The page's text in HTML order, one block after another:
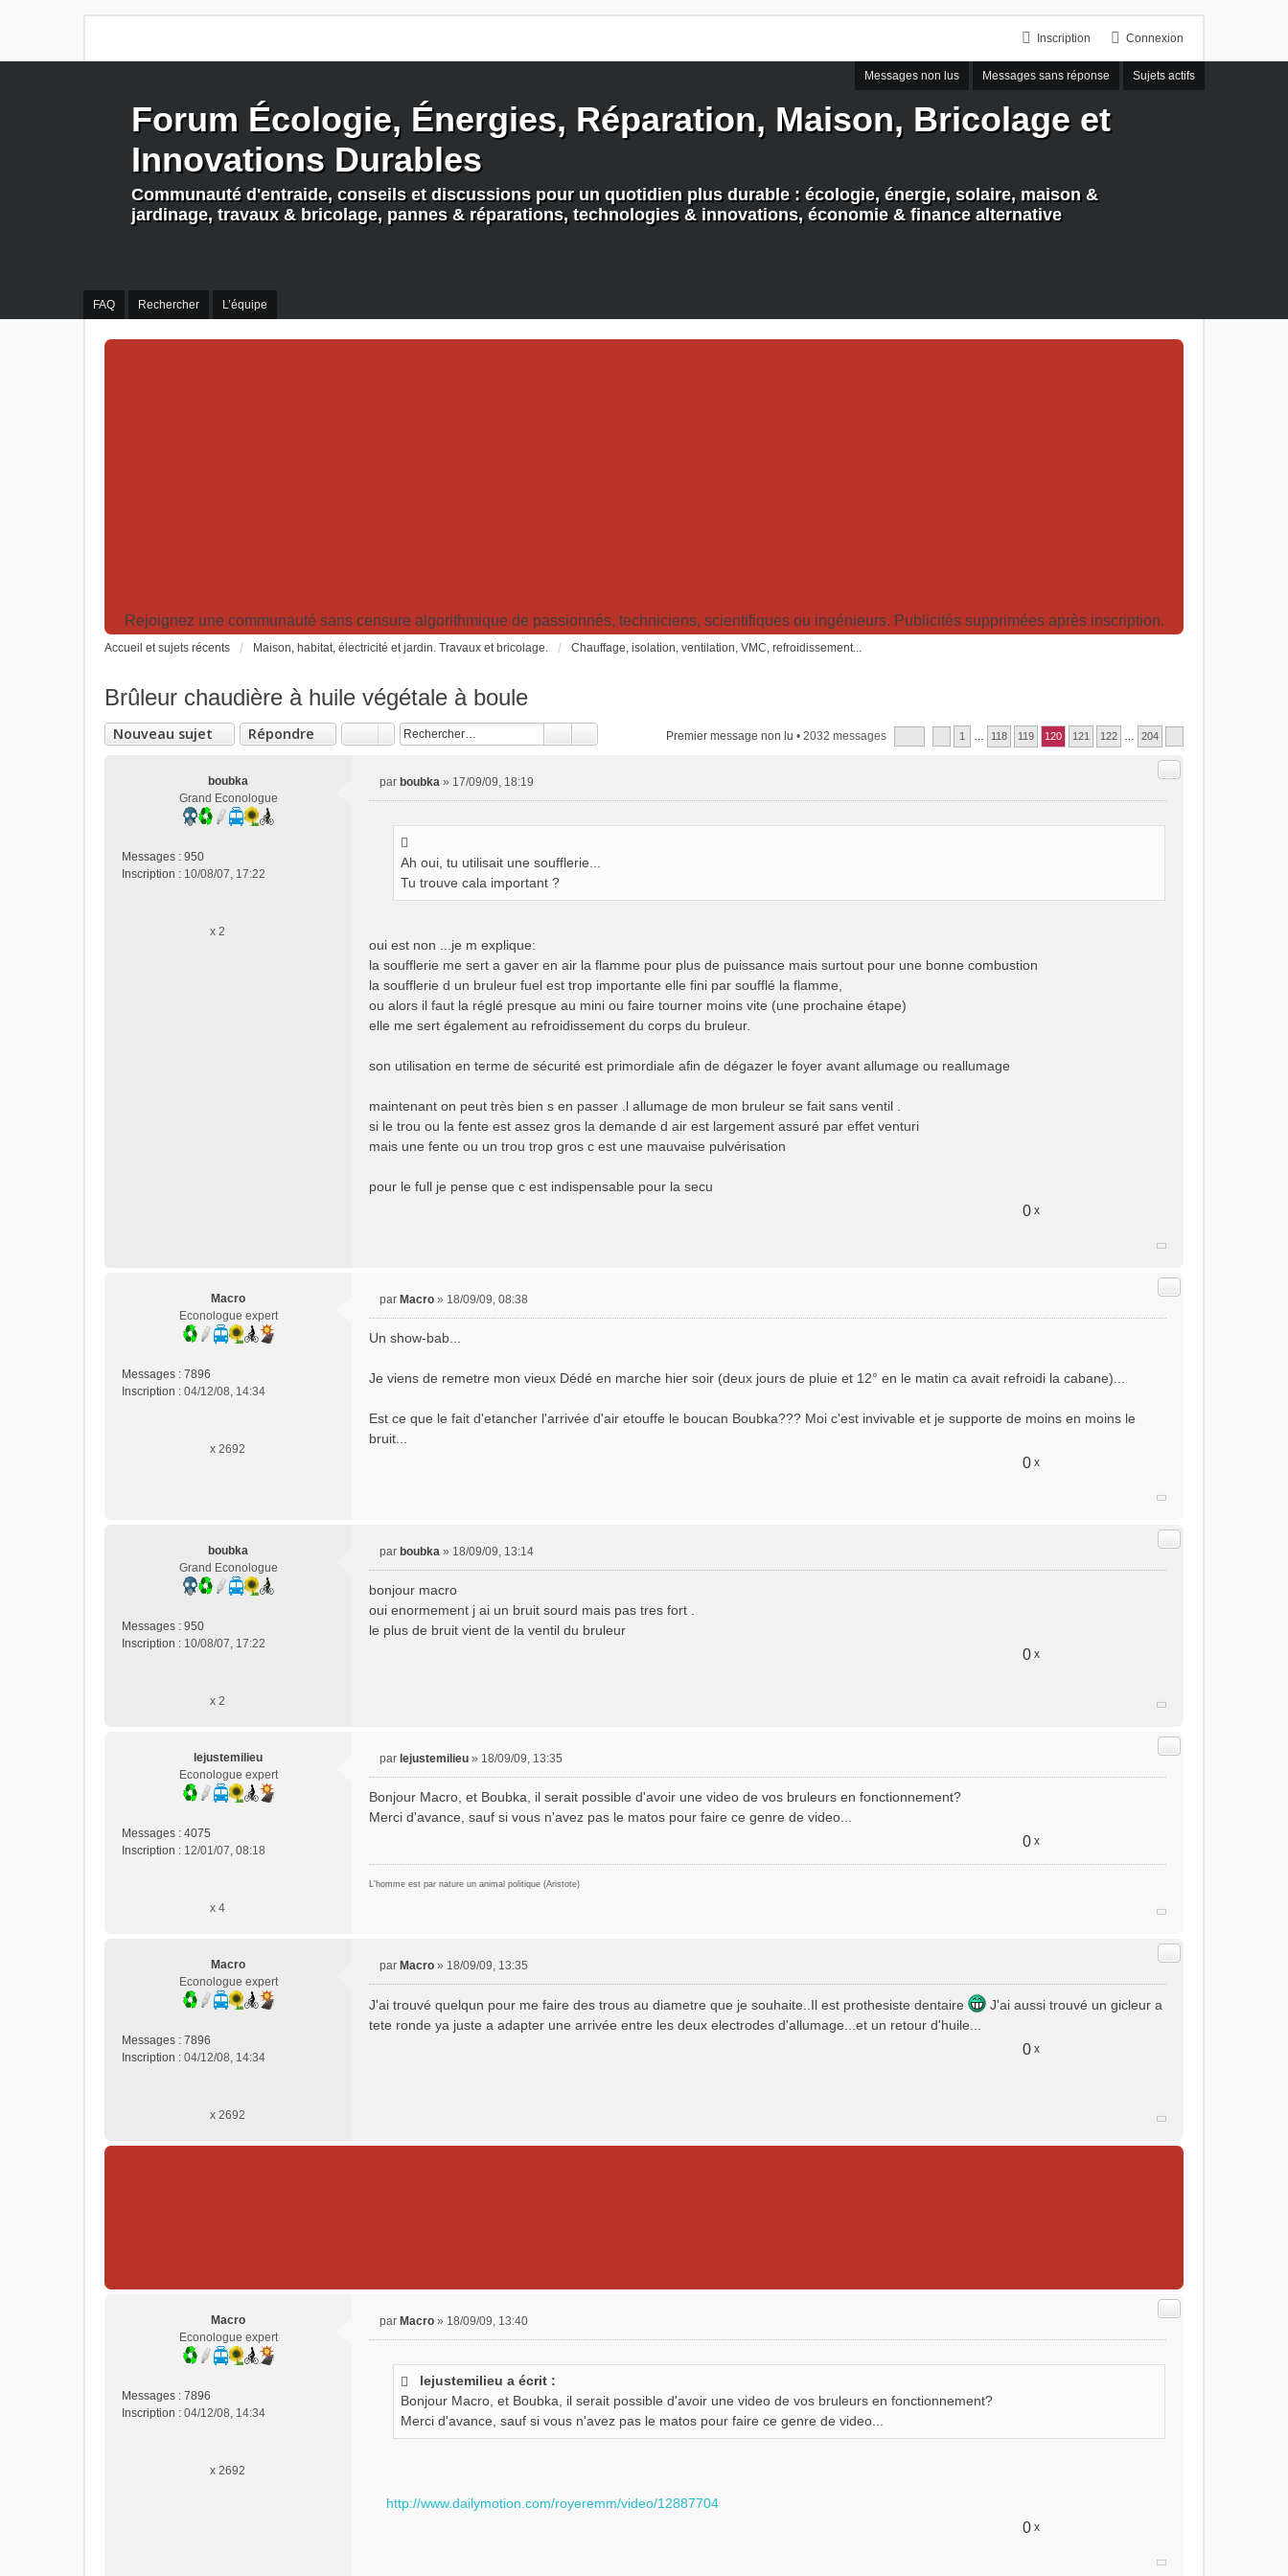
Connexion
Inscription
Messages non lus Messages sans réponse Sujets actifs
FAQ Rechercher L’équipe
Forum Écologie, Énergies, Réparation, Maison, Bricolage et
Innovations Durables
Communauté d'entraide, conseils et discussions pour un quotidien plus durable : écologie, énergie, solaire, maison &
jardinage, travaux & bricolage, pannes & réparations, technologies & innovations, économie & finance alternative
Rejoignez une communauté sans censure algorithmique de passionnés, techniciens, scientifiques ou ingénieurs. Publicités supprimées après inscription.
Accueil et sujets récents Maison, habitat, électricité et jardin. Travaux et bricolage. Chauffage, isolation, ventilation, VMC, refroidissement...
Brûleur chaudière à huile végétale à boule
Nouveau sujet Répondre Premier message non lu • 2032 messages 1 118 119 120 121 122 204
boubka
Grand Econologue
Messages : 950
Inscription : 10/08/07, 17:22
x 2
Citer
n
u
par boubka » 17/09/09, 18:19
Ah oui, tu utilisait une soufflerie...
Tu trouve cala important ?
oui est non ...je m explique:
la soufflerie me sert a gaver en air la flamme pour plus de puissance mais surtout pour une bonne combustion
la soufflerie d un bruleur fuel est trop importante elle fini par soufflé la flamme,
ou alors il faut la réglé presque au mini ou faire tourner moins vite (une prochaine étape)
elle me sert également au refroidissement du corps du bruleur.
son utilisation en terme de sécurité est primordiale afin de dégazer le foyer avant allumage ou reallumage
maintenant on peut très bien s en passer .l allumage de mon bruleur se fait sans ventil .
si le trou ou la fente est assez gros la demande d air est largement assuré par effet venturi
mais une fente ou un trou trop gros c est une mauvaise pulvérisation
pour le full je pense que c est indispensable pour la secu
0 x
Macro
Econologue expert
Messages : 7896
Inscription : 04/12/08, 14:34
x 2692
Citer
s
a
e
par Macro » 18/09/09, 08:38
Un show-bab...
Je viens de remetre mon vieux Dédé en marche hier soir (deux jours de pluie et 12° en le matin ca avait refroidi la cabane)...
Est ce que le fait d'etancher l'arrivée d'air etouffe le boucan Boubka??? Moi c'est invivable et je supporte de moins en moins le
bruit...
0 x
boubka
Grand Econologue
Messages : 950
Inscription : 10/08/07, 17:22
x 2
Citer
s
s
a
u
par boubka » 18/09/09, 13:14
bonjour macro
oui enormement j ai un bruit sourd mais pas tres fort .
le plus de bruit vient de la ventil du bruleur
0 x
lejustemilieu
Econologue expert
Messages : 4075
Inscription : 12/01/07, 08:18
x 4
Citer
s
s
u
par lejustemilieu » 18/09/09, 13:35
Bonjour Macro, et Boubka, il serait possible d'avoir une video de vos bruleurs en fonctionnement?
Merci d'avance, sauf si vous n'avez pas le matos pour faire ce genre de video...
0 x
L'homme est par nature un animal politique (Aristote)
Macro
Econologue expert
Messages : 7896
Inscription : 04/12/08, 14:34
x 2692
Citer
s
s
par Macro » 18/09/09, 13:35
J'ai trouvé quelqun pour me faire des trous au diametre que je souhaite..Il est prothesiste dentaire
J'ai aussi trouvé un gicleur a
tete ronde ya juste a adapter une arrivée entre les deux electrodes d'allumage...et un retour d'huile...
0 x
Macro
Econologue expert
Messages : 7896
Inscription : 04/12/08, 14:34
x 2692
Citer
par Macro » 18/09/09, 13:40
lejustemilieu a écrit :
Bonjour Macro, et Boubka, il serait possible d'avoir une video de vos bruleurs en fonctionnement?
Merci d'avance, sauf si vous n'avez pas le matos pour faire ce genre de video...
http://www.dailymotion.com/royeremm/video/12887704
0 x